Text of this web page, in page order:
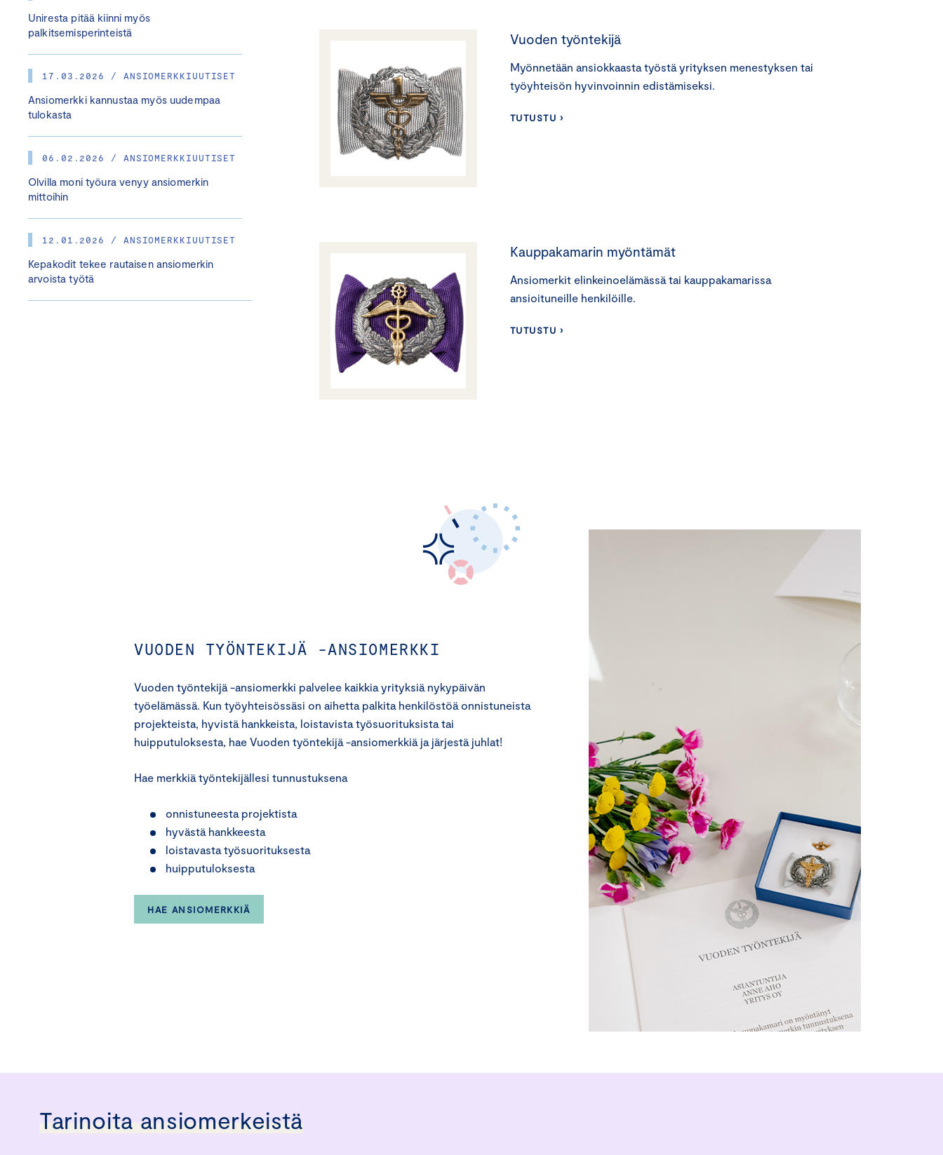
Uniresta pitää kiinni myös
palkitsemisperinteistä
17.03.2026 / ANSIOMERKKIUUTISET
Ansiomerkki kannustaa myös uudempaa
tulokasta
06.02.2026 / ANSIOMERKKIUUTISET
Olvilla moni työura venyy ansiomerkin
mittoihin
12.01.2026 / ANSIOMERKKIUUTISET
Kepakodit tekee rautaisen ansiomerkin
arvoista työtä
Vuoden työntekijä
Myönnetään ansiokkaasta työstä yrityksen menestyksen tai
työyhteisön hyvinvoinnin edistämiseksi.
TUTUSTU ›
Kauppakamarin myöntämät
Ansiomerkit elinkeinoelämässä tai kauppakamarissa
ansioituneille henkilöille.
TUTUSTU ›
VUODEN TYÖNTEKIJÄ -ANSIOMERKKI
Vuoden työntekijä -ansiomerkki palvelee kaikkia yrityksiä nykypäivän
työelämässä. Kun työyhteisössäsi on aihetta palkita henkilöstöä onnistuneista
projekteista, hyvistä hankkeista, loistavista työsuorituksista tai
huipputuloksesta, hae Vuoden työntekijä -ansiomerkkiä ja järjestä juhlat!
Hae merkkiä työntekijällesi tunnustuksena
onnistuneesta projektista
hyvästä hankkeesta
loistavasta työsuorituksesta
huipputuloksesta
HAE ANSIOMERKKIÄ
Tarinoita ansiomerkeistä